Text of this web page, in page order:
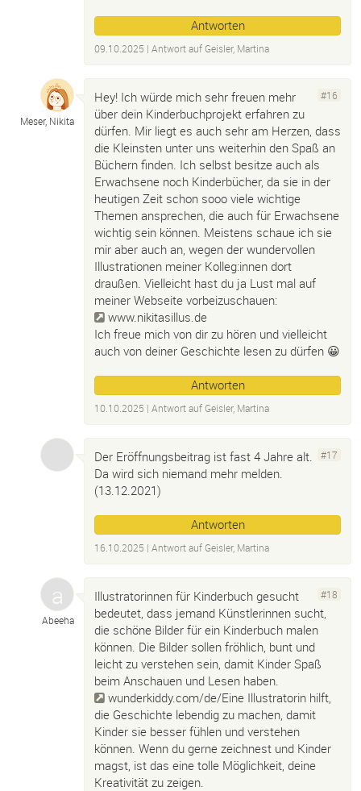
Antworten
09.10.2025 | Antwort auf Geisler, Martina
Meser, Nikita
#16
Hey! Ich würde mich sehr freuen mehr
über dein Kinderbuchprojekt erfahren zu
dürfen. Mir liegt es auch sehr am Herzen, dass
die Kleinsten unter uns weiterhin den Spaß an
Büchern finden. Ich selbst besitze auch als
Erwachsene noch Kinderbücher, da sie in der
heutigen Zeit schon sooo viele wichtige
Themen ansprechen, die auch für Erwachsene
wichtig sein können. Meistens schaue ich sie
mir aber auch an, wegen der wundervollen
Illustrationen meiner Kolleg:innen dort
draußen. Vielleicht hast du ja Lust mal auf
meiner Webseite vorbeizuschauen:
www.nikitasillus.de
Ich freue mich von dir zu hören und vielleicht
auch von deiner Geschichte lesen zu dürfen 😀
Antworten
10.10.2025 | Antwort auf Geisler, Martina
#17
Der Eröffnungsbeitrag ist fast 4 Jahre alt.
Da wird sich niemand mehr melden.
(13.12.2021)
Antworten
16.10.2025 | Antwort auf Geisler, Martina
Abeeha
#18
Illustratorinnen für Kinderbuch gesucht
bedeutet, dass jemand Künstlerinnen sucht,
die schöne Bilder für ein Kinderbuch malen
können. Die Bilder sollen fröhlich, bunt und
leicht zu verstehen sein, damit Kinder Spaß
beim Anschauen und Lesen haben.
wunderkiddy.com/de/Eine Illustratorin hilft,
die Geschichte lebendig zu machen, damit
Kinder sie besser fühlen und verstehen
können. Wenn du gerne zeichnest und Kinder
magst, ist das eine tolle Möglichkeit, deine
Kreativität zu zeigen.